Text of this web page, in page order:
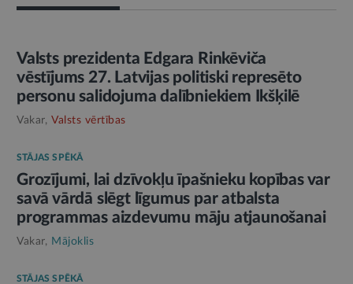
AMATPERSONAS RUNA
Valsts prezidenta Edgara Rinkēviča
vēstījums 27. Latvijas politiski represēto
personu salidojuma dalībniekiem Ikšķilē
Vakar, Valsts vērtības
STĀJAS SPĒKĀ
Grozījumi, lai dzīvokļu īpašnieku kopības var
savā vārdā slēgt līgumus par atbalsta
programmas aizdevumu māju atjaunošanai
Vakar, Mājoklis
STĀJAS SPĒKĀ